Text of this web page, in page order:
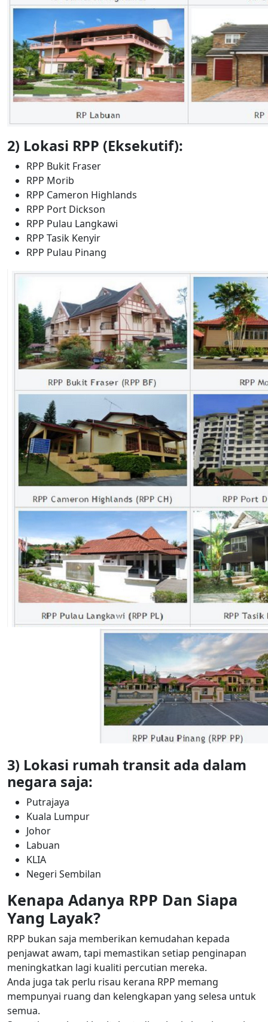
2) Lokasi RPP (Eksekutif):
RPP Bukit Fraser
RPP Morib
RPP Cameron Highlands
RPP Port Dickson
RPP Pulau Langkawi
RPP Tasik Kenyir
RPP Pulau Pinang
3) Lokasi rumah transit ada dalam
negara saja:
Putrajaya
Kuala Lumpur
Johor
Labuan
KLIA
Negeri Sembilan
Kenapa Adanya RPP Dan Siapa
Yang Layak?
RPP bukan saja memberikan kemudahan kepada
penjawat awam, tapi memastikan setiap penginapan
meningkatkan lagi kualiti percutian mereka.
Anda juga tak perlu risau kerana RPP memang
mempunyai ruang dan kelengkapan yang selesa untuk
semua.